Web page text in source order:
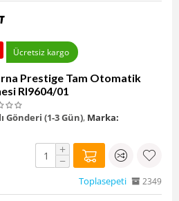
Ücretsiz kargo
Prestige Tam Otomatik
RI9604/01
Gönderi (1-3 Gün), Marka:
+
−
Toplasepeti 2349